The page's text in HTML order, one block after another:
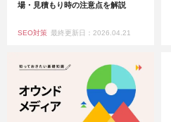
場・見積もり時の注意点を解説
SEO対策 最終更新日：2026.04.21